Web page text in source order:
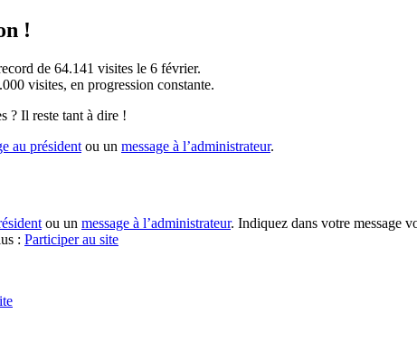
!
de 64.141 visites le 6 février.
visites, en progression constante.
? Il reste tant à dire !
au président ou un message à l’administrateur.
ou un message à l’administrateur. Indiquez dans votre message
: Participer au site